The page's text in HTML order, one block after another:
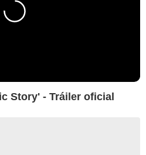
Story' - Tráiler oficial